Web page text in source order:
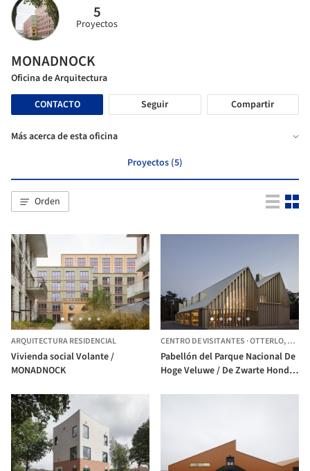
5
Proyectos
MONADNOCK
Oficina de Arquitectura
CONTACTO
Seguir Compartir
Más acerca de esta oficina
Proyectos (5)
Orden
ARQUITECTURA RESIDENCIAL
Vivienda social Volante /
MONADNOCK
CENTRO DE VISITANTES ·OTTERLO,
Pabellón del Parque Nacional De
Hoge Veluwe / De Zwarte Hond +